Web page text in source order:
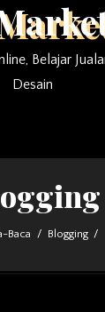
Belajar
Desain
Baca Blogging